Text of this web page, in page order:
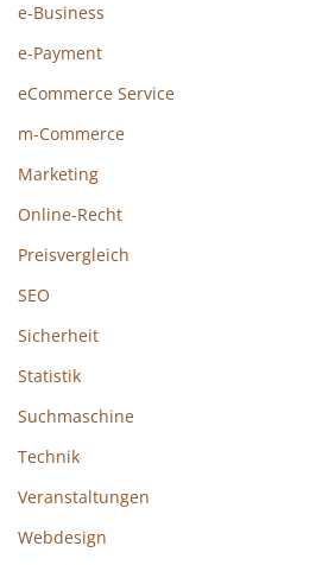
e-Business
e-Payment
eCommerce Service
m-Commerce
Marketing
Online-Recht
Preisvergleich
SEO
Sicherheit
Statistik
Suchmaschine
Technik
Veranstaltungen
Webdesign